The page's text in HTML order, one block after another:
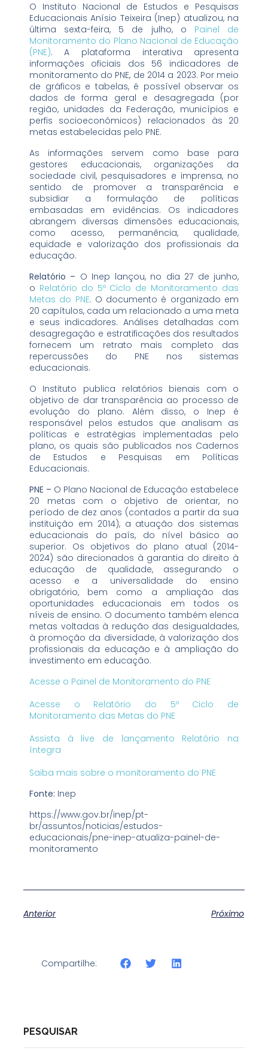
O Instituto Nacional de Estudos e Pesquisas
Educacionais Anísio Teixeira (Inep) atualizou, na
última sexta-feira, 5 de julho, o Painel de
Monitoramento do Plano Nacional de Educação
(PNE). A plataforma interativa apresenta
informações oficiais dos 56 indicadores de
monitoramento do PNE, de 2014 a 2023. Por meio
de gráficos e tabelas, é possível observar os
dados de forma geral e desagregada (por
região, unidades da Federação, municípios e
perfis socioeconômicos) relacionados às 20
metas estabelecidas pelo PNE.
As informações servem como base para
gestores educacionais, organizações da
sociedade civil, pesquisadores e imprensa, no
sentido de promover a transparência e
subsidiar a formulação de políticas
embasadas em evidências. Os indicadores
abrangem diversas dimensões educacionais,
como acesso, permanência, qualidade,
equidade e valorização dos profissionais da
educação.
Relatório – O Inep lançou, no dia 27 de junho,
o Relatório do 5º Ciclo de Monitoramento das
Metas do PNE. O documento é organizado em
20 capítulos, cada um relacionado a uma meta
e seus indicadores. Análises detalhadas com
desagregação e estratificações dos resultados
fornecem um retrato mais completo das
repercussões do PNE nos sistemas
educacionais.
O Instituto publica relatórios bienais com o
objetivo de dar transparência ao processo de
evolução do plano. Além disso, o Inep é
responsável pelos estudos que analisam as
políticas e estratégias implementadas pelo
plano, os quais são publicados nos Cadernos
de Estudos e Pesquisas em Políticas
Educacionais.
PNE – O Plano Nacional de Educação estabelece
20 metas com o objetivo de orientar, no
período de dez anos (contados a partir da sua
instituição em 2014), a atuação dos sistemas
educacionais do país, do nível básico ao
superior. Os objetivos do plano atual (2014-
2024) são direcionados à garantia do direito à
educação de qualidade, assegurando o
acesso e a universalidade do ensino
obrigatório, bem como a ampliação das
oportunidades educacionais em todos os
níveis de ensino. O documento também elenca
metas voltadas à redução das desigualdades,
à promoção da diversidade, à valorização dos
profissionais da educação e à ampliação do
investimento em educação.
Acesse o Painel de Monitoramento do PNE
Acesse o Relatório do 5º Ciclo de
Monitoramento das Metas do PNE
Assista à live de lançamento Relatório na
íntegra
Saiba mais sobre o monitoramento do PNE
Fonte: Inep
https://www.gov.br/inep/pt-
br/assuntos/noticias/estudos-
educacionais/pne-inep-atualiza-painel-de-
monitoramento
Anterior Próximo
Compartilhe:
PESQUISAR